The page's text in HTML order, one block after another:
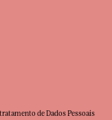
de Dados Pessoais